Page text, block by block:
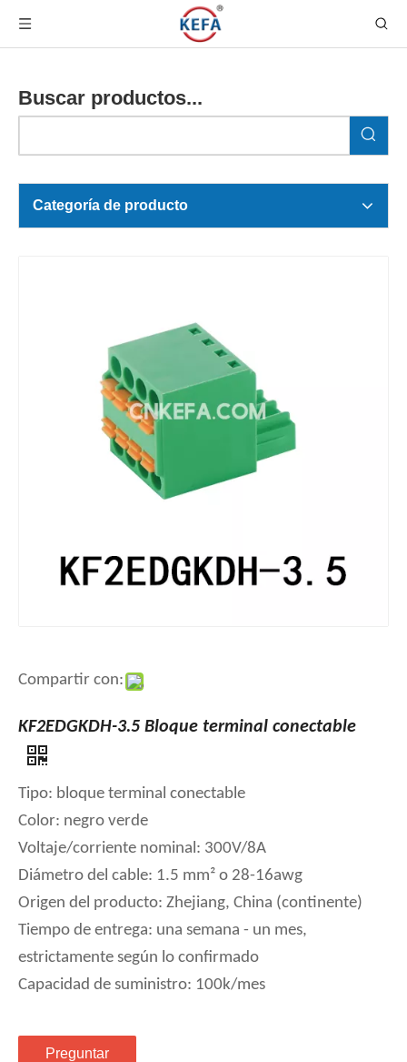
Buscar productos...
Categoría de producto
Compartir con:
KF2EDGKDH-3.5 Bloque terminal conectable
Tipo: bloque terminal conectable
Color: negro verde
Voltaje/corriente nominal: 300V/8A
Diámetro del cable: 1.5 mm² o 28-16awg
Origen del producto: Zhejiang, China (continente)
Tiempo de entrega: una semana - un mes,
estrictamente según lo confirmado
Capacidad de suministro: 100k/mes
Preguntar